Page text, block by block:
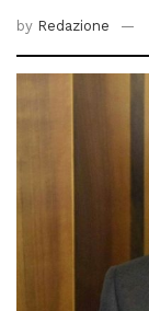
by Redazione